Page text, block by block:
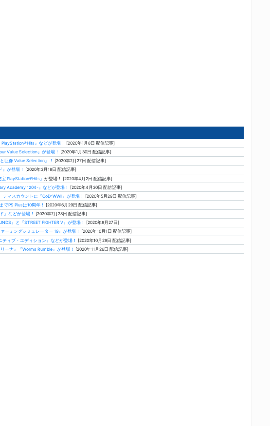
』などが登場！
[2020年1月8日 配信記事]
Value Selection』が登場！
[2020年1月30日 配信記事]
巨像 Value Selection』！
[2020年2月27日 配信記事]
が登場！
[2020年3月18日 配信記事]
PlayStation®Hits』 が登場！ [2020年4月2日 配信記事]
Academy 1204-』などが登場！
[2020年4月30日 配信記事]
ィスカウントに『CoD: WWII』が登場！
[2020年5月29日 配信記事]
でPS Plusは10周年！
[2020年6月29日 配信記事]
』などが登場！
[2020年7月28日 配信記事]
』と『STREET FIGHTER V』が登場！
[2020年8月27日]
ーミングシミュレーター 19』が登場！
[2020年10月1日 配信記事]
ィブ・エディション』などが登場！
[2020年10月29日 配信記事]
ーナ』『Worms Rumble』が登場！
[2020年11月26日 配信記事]